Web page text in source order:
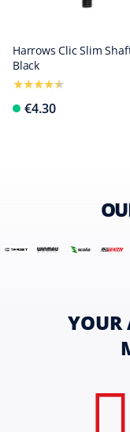
Harrows Clic Slim
Black
€4.30
YOUR